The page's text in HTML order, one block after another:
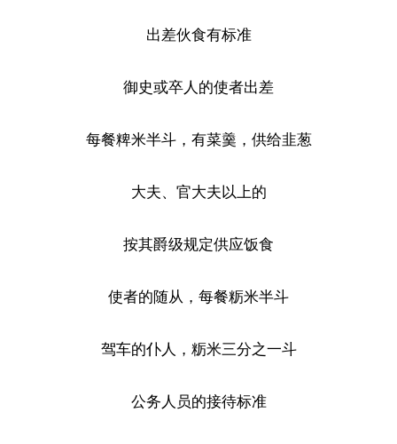
出差伙食有标准
御史或卒人的使者出差
每餐粺米半斗，有菜羹，供给韭葱
大夫、官大夫以上的
按其爵级规定供应饭食
使者的随从，每餐粝米半斗
驾车的仆人，粝米三分之一斗
公务人员的接待标准